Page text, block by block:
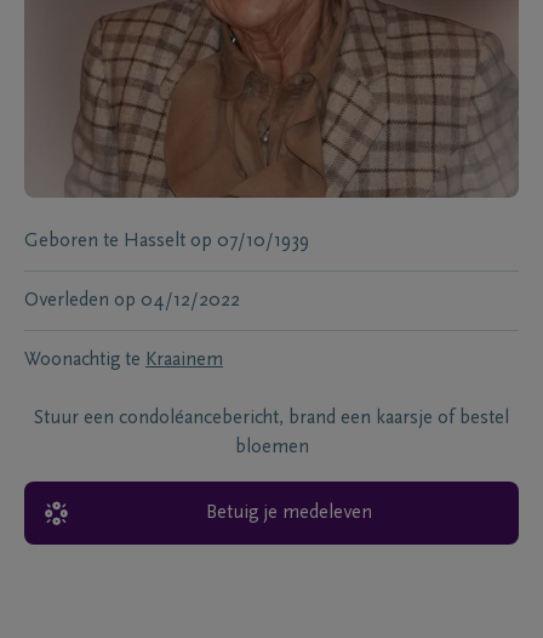
Geboren te Hasselt op 07/10/1939
Overleden op 04/12/2022
Woonachtig te Kraainem
Stuur een condoléancebericht, brand een kaarsje of bestel
bloemen
Betuig je medeleven